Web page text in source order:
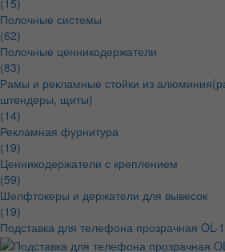
(15)
Полочные системы
(62)
Полочные ценникодержатели
(83)
Рамы и рекламные стойки из
штендеры, щиты)
(14)
Рекламная фурнитура
(19)
Ценникодержатели с креплением
(59)
Шелфтокеры и держатели для вывесок
(19)
Подставка для телефона прозрачная OL-